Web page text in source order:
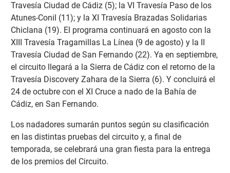
Travesía Ciudad de Cádiz (5); la VI Travesía Paso de los
Atunes-Conil (11); y la XI Travesía Brazadas Solidarias
Chiclana (19). El programa continuará en agosto con la
XIII Travesía Tragamillas La Línea (9 de agosto) y la II
Travesía Ciudad de San Fernando (22). Ya en septiembre,
el circuito llegará a la Sierra de Cádiz con el retorno de la
Travesía Discovery Zahara de la Sierra (6). Y concluirá el
24 de octubre con el XI Cruce a nado de la Bahía de
Cádiz, en San Fernando.
Los nadadores sumarán puntos según su clasificación
en las distintas pruebas del circuito y, a final de
temporada, se celebrará una gran fiesta para la entrega
de los premios del Circuito.